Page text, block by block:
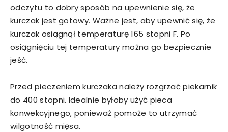
odczytu to dobry sposób na upewnienie się, że
kurczak jest gotowy. Ważne jest, aby upewnić się, że
kurczak osiągnął temperaturę 165 stopni F. Po
osiągnięciu tej temperatury można go bezpiecznie
jeść.
Przed pieczeniem kurczaka należy rozgrzać piekarnik
do 400 stopni. Idealnie byłoby użyć pieca
konwekcyjnego, ponieważ pomoże to utrzymać
wilgotność mięsa.